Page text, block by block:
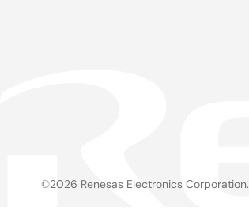
©2026 Renesas Electronics Corporation.